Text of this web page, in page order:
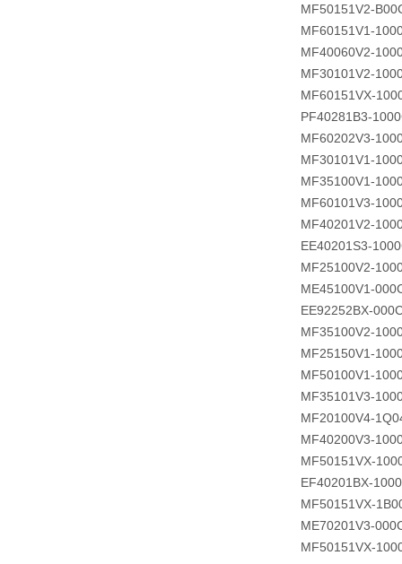
MF50151V2-
MF60151V1-
MF40060V2-
MF30101V2-
MF60151VX-
PF40281B3-
MF60202V3-
MF30101V1-
MF35100V1-
MF60101V3-
MF40201V2-
EE40201S3-
MF25100V2-
ME45100V1-
EE92252BX-
MF35100V2-
MF25150V1-
MF50100V1-
MF35101V3-
MF20100V4-
MF40200V3-
MF50151VX-
EF40201BX-
MF50151VX-
ME70201V3-
MF50151VX-